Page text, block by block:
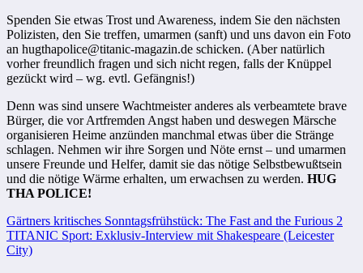
Spenden Sie etwas Trost und Awareness, indem Sie den nächsten
Polizisten, den Sie treffen, umarmen (sanft) und uns davon ein Foto
an hugthapolice@titanic-magazin.de schicken. (Aber natürlich
vorher freundlich fragen und sich nicht regen, falls der Knüppel
gezückt wird – wg. evtl. Gefängnis!)
Denn was sind unsere Wachtmeister anderes als verbeamtete brave
Bürger, die vor Artfremden Angst haben und deswegen Märsche
organisieren Heime anzünden manchmal etwas über die Stränge
schlagen. Nehmen wir ihre Sorgen und Nöte ernst – und umarmen
unsere Freunde und Helfer, damit sie das nötige Selbstbewußtsein
und die nötige Wärme erhalten, um erwachsen zu werden. HUG
THA POLICE!
Beitragsnavigation
Gärtners kritisches Sonntagsfrühstück: The Fast and the Furious 2
TITANIC Sport: Exklusiv-Interview mit Shakespeare (Leicester
City)